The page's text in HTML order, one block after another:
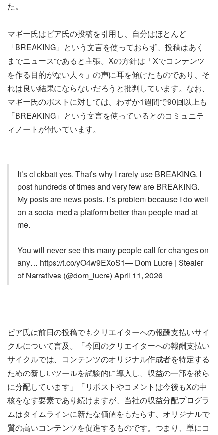
た。
マギー氏はビア氏の投稿を引用し、自分はほとんど
「BREAKING」という文言を使っておらず、投稿はあく
までニュースであると主張。Xの方針は「Xでコンテンツ
を作る目的がない人々」の声に耳を傾けたものであり、そ
れは良い結果にならないだろうと批判しています。なお、
マギー氏のポストに対しては、わずか1週間で90回以上も
「BREAKING」という文言を使っているとのコミュニテ
ィノートが付いています。
It’s clickbait yes. That’s why I rarely use BREAKING. I
post hundreds of times and very few are BREAKING.
My posts are news posts. It’s problem because I do well
on a social media platform better than people mad at
me.
You will never see this many people call for changes on
any… https://t.co/yO4w9EXoS1— Dom Lucre | Stealer
of Narratives (@dom_lucre) April 11, 2026
ビア氏は前日の投稿でもクリエイターへの報酬支払いサイ
クルについて言及。「今回のクリエイターへの報酬支払い
サイクルでは、コンテンツのオリジナル作成者を特定する
ための新しいツールを試験的に導入し、収益の一部を彼ら
に分配しています」「リポストやコメントは今後もXの中
核をなす要素であり続けますが、当社の収益分配プログラ
ムはタイムラインに新たな価値をもたらす、オリジナルで
質の高いコンテンツを促進するものです。つまり、単にコ